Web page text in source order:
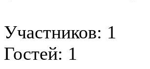
Участников: 1
Гостей: 1